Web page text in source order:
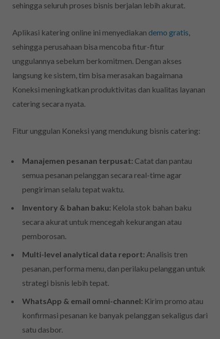
sehingga seluruh proses bisnis berjalan lebih akurat.
Aplikasi katering online ini menyediakan demo gratis,
sehingga perusahaan bisa mencoba fitur-fitur
unggulannya sebelum berkomitmen. Dengan akses
langsung ke sistem, tim bisa merasakan bagaimana
Koneksi meningkatkan produktivitas dan kualitas layanan
catering secara nyata.
Fitur unggulan Koneksi yang mendukung bisnis catering:
Manajemen pesanan terpusat: Catat dan pantau
semua pesanan pelanggan secara real-time agar
pengiriman selalu tepat waktu.
Inventory & bahan baku: Kelola stok bahan baku
secara akurat untuk mencegah kekurangan atau
pemborosan.
Multi-level analytical data report: Analisis tren
pesanan, performa menu, dan perilaku pelanggan untuk
strategi bisnis lebih tepat.
WhatsApp & email omni-channel: Kirim promo atau
konfirmasi pesanan ke banyak pelanggan sekaligus dari
satu dasbor.